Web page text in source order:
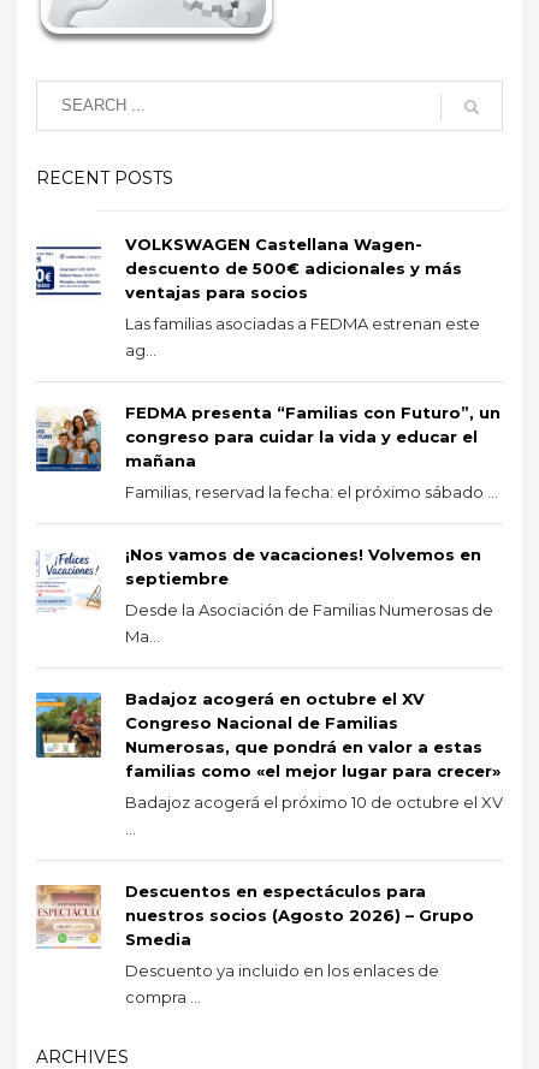
RECENT POSTS
VOLKSWAGEN Castellana Wagen-
descuento de 500€ adicionales y más
ventajas para socios
Las familias asociadas a FEDMA estrenan este
ag...
FEDMA presenta “Familias con Futuro”, un
congreso para cuidar la vida y educar el
mañana
Familias, reservad la fecha: el próximo sábado ...
¡Nos vamos de vacaciones! Volvemos en
septiembre
Desde la Asociación de Familias Numerosas de
Ma...
Badajoz acogerá en octubre el XV
Congreso Nacional de Familias
Numerosas, que pondrá en valor a estas
familias como «el mejor lugar para crecer»
Badajoz acogerá el próximo 10 de octubre el XV
Descuentos en espectáculos para
nuestros socios (Agosto 2026) – Grupo
Smedia
Descuento ya incluido en los enlaces de
compra ...
ARCHIVES